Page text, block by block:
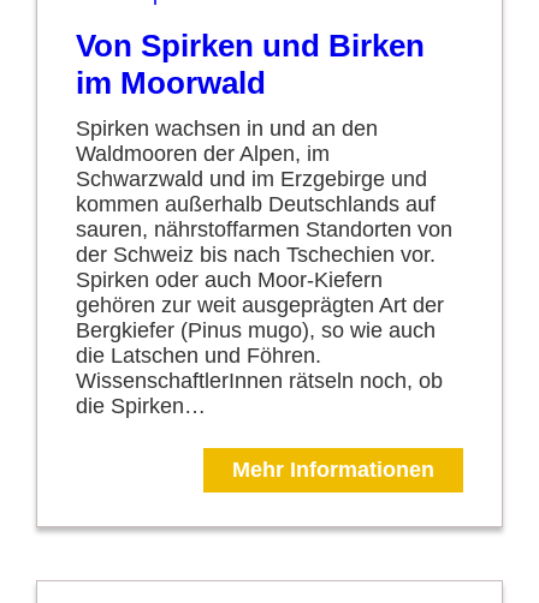
Von Spirken und Birken
im Moorwald
Spirken wachsen in und an den
Waldmooren der Alpen, im
Schwarzwald und im Erzgebirge und
kommen außerhalb Deutschlands auf
sauren, nährstoffarmen Standorten von
der Schweiz bis nach Tschechien vor.
Spirken oder auch Moor-Kiefern
gehören zur weit ausgeprägten Art der
Bergkiefer (Pinus mugo), so wie auch
die Latschen und Föhren.
WissenschaftlerInnen rätseln noch, ob
die Spirken…
Mehr Informationen